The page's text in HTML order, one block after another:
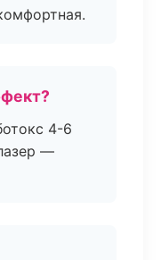
4-6
—